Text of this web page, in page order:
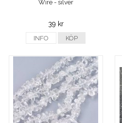
Wire - silver
39 kr
INFO KÖP